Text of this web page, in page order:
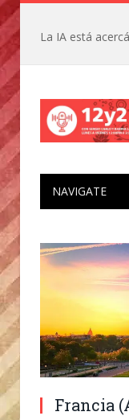
NAVIGATE
Francia